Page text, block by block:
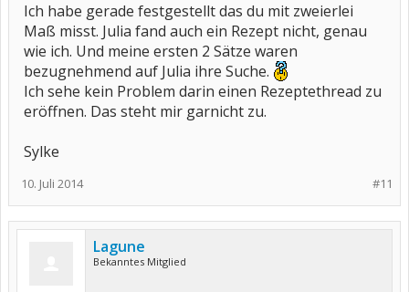
Ich habe gerade festgestellt das du mit zweierlei
Maß misst. Julia fand auch ein Rezept nicht, genau
wie ich. Und meine ersten 2 Sätze waren
bezugnehmend auf Julia ihre Suche.
Ich sehe kein Problem darin einen Rezeptethread zu
eröffnen. Das steht mir garnicht zu.
Sylke
#11
10. Juli 2014
Lagune
Bekanntes Mitglied